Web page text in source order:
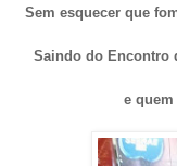
Sem esquecer que
Saindo do Encontro
e quem